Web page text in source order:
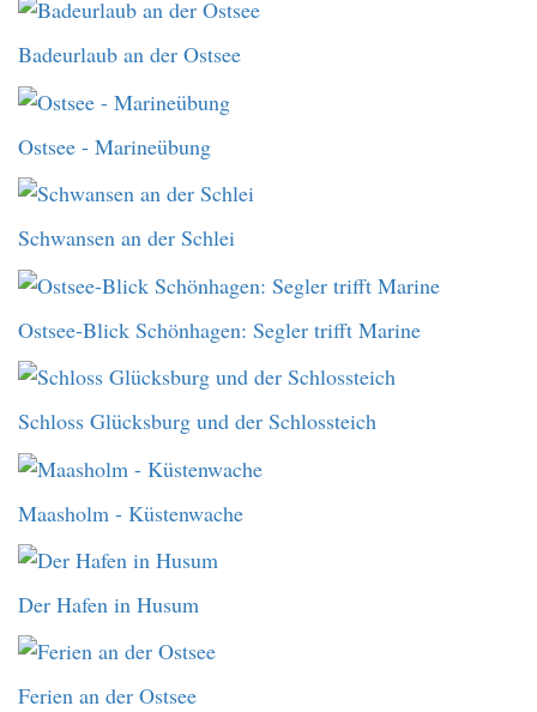
Badeurlaub an der Ostsee
Ostsee - Marineübung
Schwansen an der Schlei
Ostsee-Blick Schönhagen: Segler trifft Marine
Schloss Glücksburg und der Schlossteich
Maasholm - Küstenwache
Der Hafen in Husum
Ferien an der Ostsee